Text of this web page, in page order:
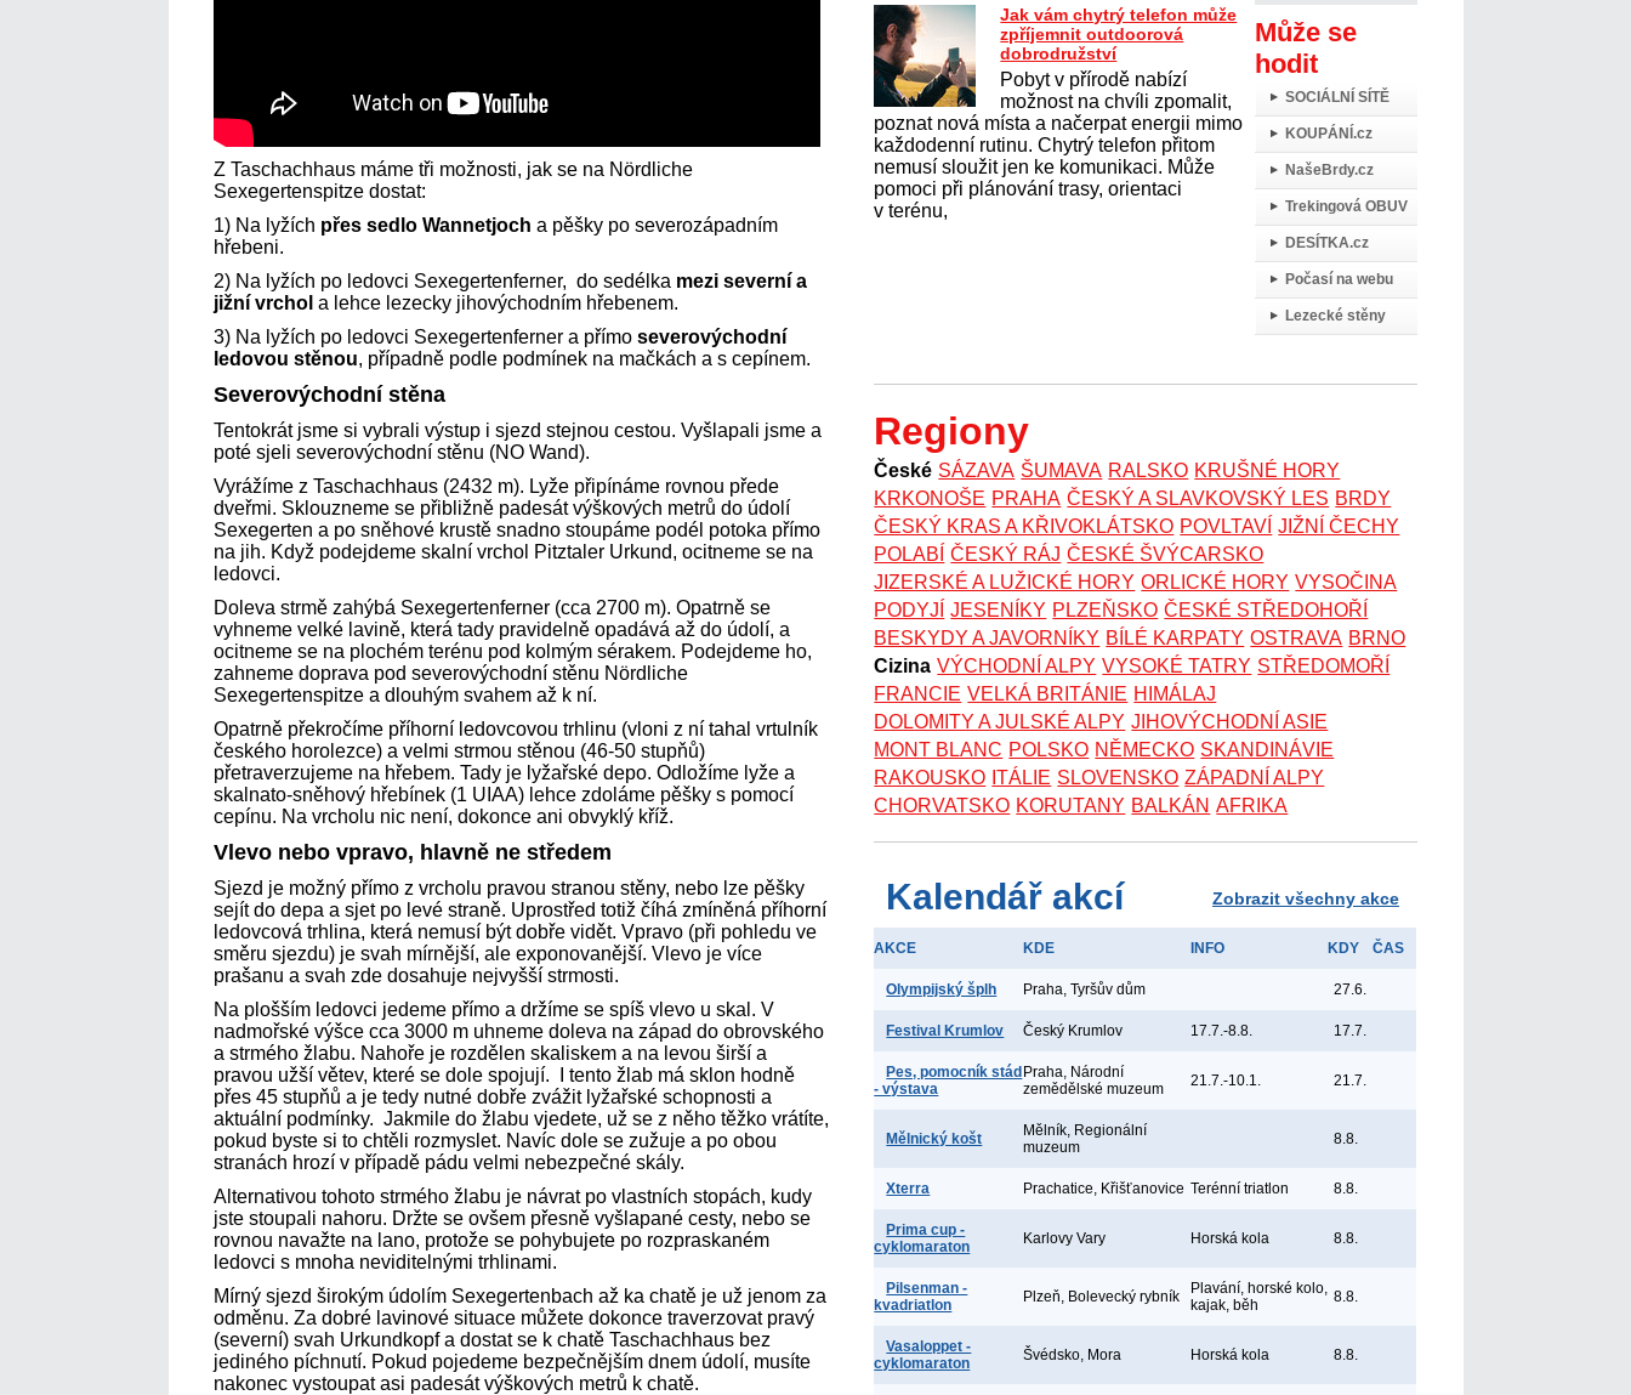
Z Taschachhaus máme tři možnosti, jak se na Nördliche
Sexegertenspitze dostat:
1) Na lyžích přes sedlo Wannetjoch a pěšky po severozápadním
hřebeni.
2) Na lyžích po ledovci Sexegertenferner, do sedélka mezi severní a
jižní vrchol a lehce lezecky jihovýchodním hřebenem.
3) Na lyžích po ledovci Sexegertenferner a přímo severovýchodní
ledovou stěnou, případně podle podmínek na mačkách a s cepínem.
Severovýchodní stěna
Tentokrát jsme si vybrali výstup i sjezd stejnou cestou. Vyšlapali jsme a
poté sjeli severovýchodní stěnu (NO Wand).
Vyrážíme z Taschachhaus (2432 m). Lyže připínáme rovnou přede
dveřmi. Sklouzneme se přibližně padesát výškových metrů do údolí
Sexegerten a po sněhové krustě snadno stoupáme podél potoka přímo
na jih. Když podejdeme skalní vrchol Pitztaler Urkund, ocitneme se na
ledovci.
Doleva strmě zahýbá Sexegertenferner (cca 2700 m). Opatrně se
vyhneme velké lavině, která tady pravidelně opadává až do údolí, a
ocitneme se na plochém terénu pod kolmým sérakem. Podejdeme ho,
zahneme doprava pod severovýchodní stěnu Nördliche
Sexegertenspitze a dlouhým svahem až k ní.
Opatrně překročíme příhorní ledovcovou trhlinu (vloni z ní tahal vrtulník
českého horolezce) a velmi strmou stěnou (46-50 stupňů)
přetraverzujeme na hřebem. Tady je lyžařské depo. Odložíme lyže a
skalnato-sněhový hřebínek (1 UIAA) lehce zdoláme pěšky s pomocí
cepínu. Na vrcholu nic není, dokonce ani obvyklý kříž.
Vlevo nebo vpravo, hlavně ne středem
Sjezd je možný přímo z vrcholu pravou stranou stěny, nebo lze pěšky
sejít do depa a sjet po levé straně. Uprostřed totiž číhá zmíněná příhorní
ledovcová trhlina, která nemusí být dobře vidět. Vpravo (při pohledu ve
směru sjezdu) je svah mírnější, ale exponovanější. Vlevo je více
prašanu a svah zde dosahuje nejvyšší strmosti.
Na plošším ledovci jedeme přímo a držíme se spíš vlevo u skal. V
nadmořské výšce cca 3000 m uhneme doleva na západ do obrovského
a strmého žlabu. Nahoře je rozdělen skaliskem a na levou širší a
pravou užší větev, které se dole spojují. I tento žlab má sklon hodně
přes 45 stupňů a je tedy nutné dobře zvážit lyžařské schopnosti a
aktuální podmínky. Jakmile do žlabu vjedete, už se z něho těžko vrátíte,
pokud byste si to chtěli rozmyslet. Navíc dole se zužuje a po obou
stranách hrozí v případě pádu velmi nebezpečné skály.
Alternativou tohoto strmého žlabu je návrat po vlastních stopách, kudy
jste stoupali nahoru. Držte se ovšem přesně vyšlapané cesty, nebo se
rovnou navažte na lano, protože se pohybujete po rozpraskaném
ledovci s mnoha neviditelnými trhlinami.
Mírný sjezd širokým údolím Sexegertenbach až ka chatě je už jenom za
odměnu. Za dobré lavinové situace můžete dokonce traverzovat pravý
(severní) svah Urkundkopf a dostat se k chatě Taschachhaus bez
jediného píchnutí. Pokud pojedeme bezpečnějším dnem údolí, musíte
nakonec vystoupat asi padesát výškových metrů k chatě.
Může se
hodit
SOCIÁLNÍ SÍTĚ
KOUPÁNÍ.cz
NašeBrdy.cz
Trekingová OBUV
DESÍTKA.cz
Počasí na webu
Lezecké stěny
Jak vám chytrý telefon může
zpříjemnit outdoorová
dobrodružství
Pobyt v přírodě nabízí
možnost na chvíli zpomalit,
poznat nová místa a načerpat energii mimo
každodenní rutinu. Chytrý telefon přitom
nemusí sloužit jen ke komunikaci. Může
pomoci při plánování trasy, orientaci
v terénu,
Regiony
České SÁZAVA ŠUMAVA RALSKO KRUŠNÉ HORY
KRKONOŠE PRAHA ČESKÝ A SLAVKOVSKÝ LES BRDY
ČESKÝ KRAS A KŘIVOKLÁTSKO POVLTAVÍ JIŽNÍ ČECHY
POLABÍ
ČESKÝ RÁJ ČESKÉ ŠVÝCARSKO
JIZERSKÉ A LUŽICKÉ HORY ORLICKÉ HORY VYSOČINA
PODYJÍ
JESENÍKY PLZEŇSKO ČESKÉ STŘEDOHOŘÍ
BESKYDY A JAVORNÍKY BÍLÉ KARPATY OSTRAVA BRNO
Cizina VÝCHODNÍ ALPY VYSOKÉ TATRY STŘEDOMOŘÍ
FRANCIE VELKÁ BRITÁNIE HIMÁLAJ
DOLOMITY A JULSKÉ ALPY JIHOVÝCHODNÍ ASIE
MONT BLANC POLSKO NĚMECKO SKANDINÁVIE
RAKOUSKO ITÁLIE SLOVENSKO ZÁPADNÍ ALPY
CHORVATSKO KORUTANY BALKÁN AFRIKA
Kalendář akcí Zobrazit všechny akce
AKCE KDE INFO KDY ČAS
Olympijský šplh Praha, Tyršův dům 27.6.
Festival Krumlov Český Krumlov 17.7.-8.8. 17.7.
Pes, pomocník stád
- výstava
Praha, Národní
zemědělské muzeum
21.7.-10.1. 21.7.
Mělnický košt
Mělník, Regionální
muzeum
8.8.
Xterra Prachatice, Křišťanovice Terénní triatlon 8.8.
Prima cup -
cyklomaraton
Karlovy Vary Horská kola 8.8.
Pilsenman -
kvadriatlon
Plzeň, Bolevecký rybník
Plavání, horské kolo,
kajak, běh
8.8.
Vasaloppet -
cyklomaraton
Švédsko, Mora Horská kola 8.8.